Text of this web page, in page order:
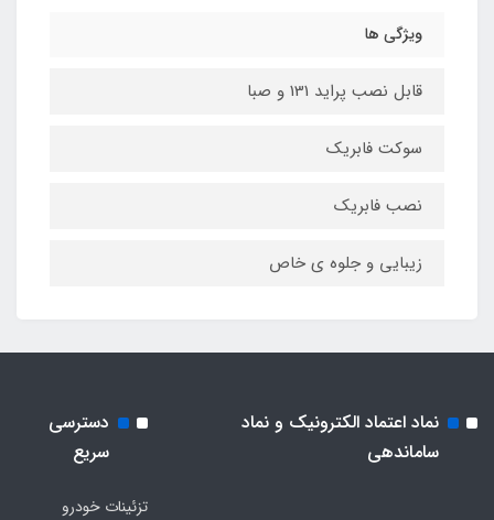
ویژگی ها
قابل نصب پراید 131 و صبا
سوکت فابریک
نصب فابریک
زیبایی و جلوه ی خاص
نماد اعتماد الکترونیک و نماد
ساماندهی
دسترسی
سریع
تزئینات خودرو